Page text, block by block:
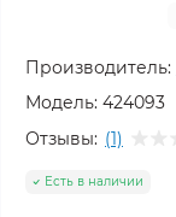
Производитель:
Модель: 424093
Отзывы: (1)
Есть в наличии